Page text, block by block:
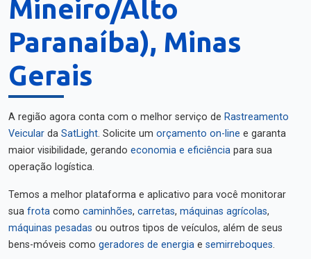
Mineiro/Alto
Paranaíba), Minas
Gerais
A região agora conta com o melhor serviço de Rastreamento
Veicular da SatLight. Solicite um orçamento on-line e garanta
maior visibilidade, gerando economia e eficiência para sua
operação logística.
Temos a melhor plataforma e aplicativo para você monitorar
sua frota como caminhões, carretas, máquinas agrícolas,
máquinas pesadas ou outros tipos de veículos, além de seus
bens-móveis como geradores de energia e semirreboques.